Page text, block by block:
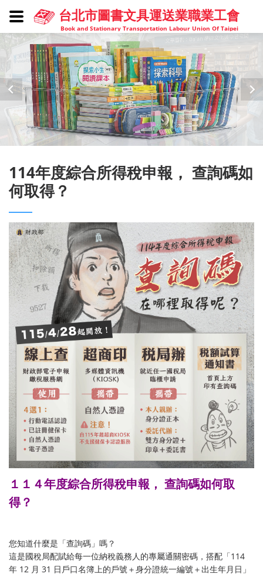
台北市圖書文具運送業職業工會
Book and Stationary Transportation Labour Union Of Taipei
114年度綜合所得稅申報， 查詢碼如
何取得？
１１４年度綜合所得稅申報， 查詢碼如何取
得？
您知道什麼是「查詢碼 」嗎？
這是國稅局配賦給每一位納稅義務人的專屬通關密碼，搭配「114
年 12 月 31 日戶口名簿上的戶號＋身分證統一編號＋出生年月日」